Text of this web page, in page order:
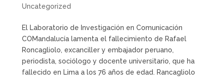
Uncategorized
El Laboratorio de Investigación en Comunicación
COMandalucía lamenta el fallecimiento de Rafael
Roncagliolo, excanciller y embajador peruano,
periodista, sociólogo y docente universitario, que ha
fallecido en Lima a los 76 años de edad. Rancagliolo